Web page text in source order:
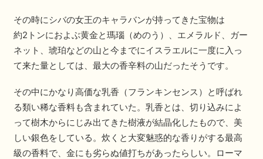
その時にシバの女王のキャラバンが持ってきた宝物は
約2トンにおよぶ黄金と瑪瑙（めのう）、エメラルド、ガー
ネット、琥珀などの山と今までにイスラエルに一度に入っ
て来た量としては、最大の香辛料の山だったそうです。
その中にかなり高価な乳香（フランキンセンス）と呼ばれ
る類い稀な香料も含まれていた。乳香とは、切り込みによ
って樹木からにじみ出てきた樹液が結晶化したもので、美
しい銀色をしている。炊くと大変魅惑的な香りがする最高
級の香料で、金にも劣らぬ値打ちがあったらしい。ローマ